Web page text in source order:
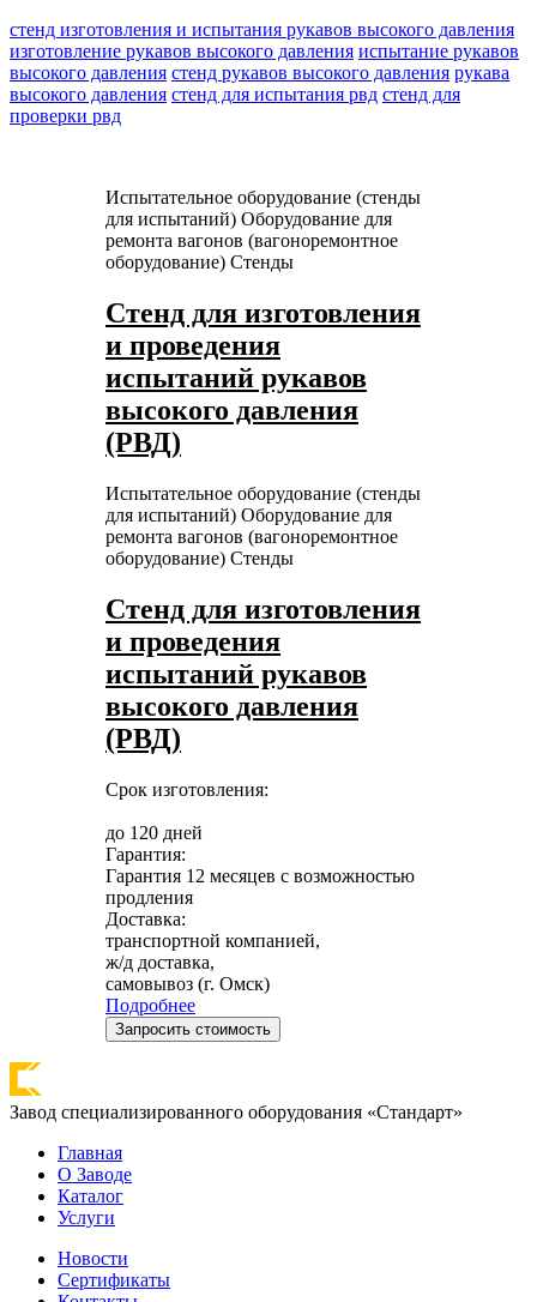
стенд изготовления и испытания рукавов высокого давления
изготовление рукавов высокого давления испытание рукавов
высокого давления стенд рукавов высокого давления рукава
высокого давления стенд для испытания рвд стенд для
проверки рвд
Испытательное оборудование (стенды
для испытаний) Оборудование для
ремонта вагонов (вагоноремонтное
оборудование) Стенды
Стенд для изготовления
и проведения
испытаний рукавов
высокого давления
(РВД)
Испытательное оборудование (стенды
для испытаний) Оборудование для
ремонта вагонов (вагоноремонтное
оборудование) Стенды
Стенд для изготовления
и проведения
испытаний рукавов
высокого давления
(РВД)
Срок изготовления:
до 120 дней
Гарантия:
Гарантия 12 месяцев с возможностью
продления
Доставка:
транспортной компанией,
ж/д доставка,
самовывоз (г. Омск)
Подробнее
Запросить стоимость
Завод специализированного оборудования «Стандарт»
Главная
О Заводе
Каталог
Услуги
Новости
Сертификаты